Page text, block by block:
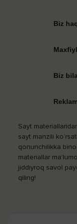
Biz
Biz
Sayt
sayt manzili
qonunchilikka
materiallar
jiddiyroq savol
qiling!